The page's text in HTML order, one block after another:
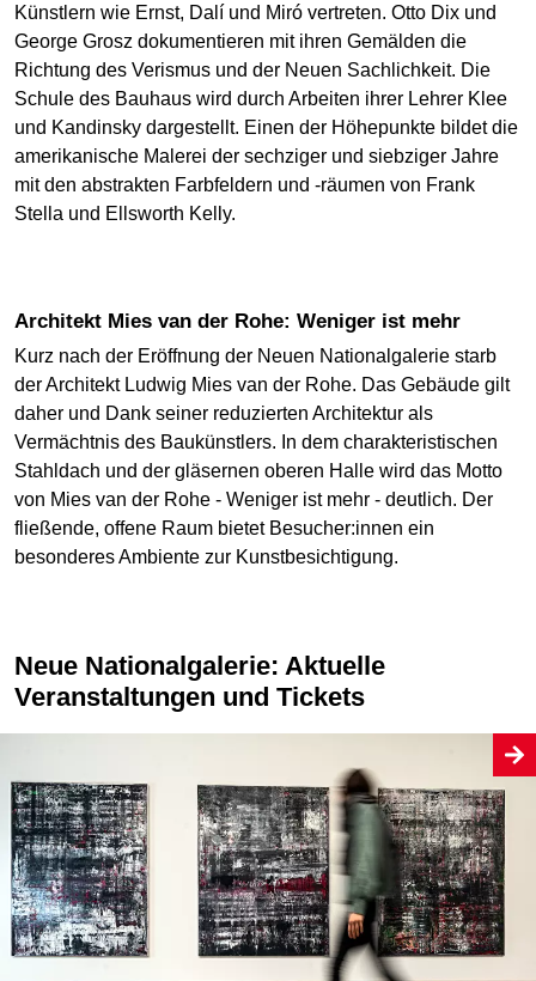
Künstlern wie Ernst, Dalí und Miró vertreten. Otto Dix und
George Grosz dokumentieren mit ihren Gemälden die
Richtung des Verismus und der Neuen Sachlichkeit. Die
Schule des Bauhaus wird durch Arbeiten ihrer Lehrer Klee
und Kandinsky dargestellt. Einen der Höhepunkte bildet die
amerikanische Malerei der sechziger und siebziger Jahre
mit den abstrakten Farbfeldern und -räumen von Frank
Stella und Ellsworth Kelly.
Architekt Mies van der Rohe: Weniger ist mehr
Kurz nach der Eröffnung der Neuen Nationalgalerie starb
der Architekt Ludwig Mies van der Rohe. Das Gebäude gilt
daher und Dank seiner reduzierten Architektur als
Vermächtnis des Baukünstlers. In dem charakteristischen
Stahldach und der gläsernen oberen Halle wird das Motto
von Mies van der Rohe - Weniger ist mehr - deutlich. Der
fließende, offene Raum bietet Besucher:innen ein
besonderes Ambiente zur Kunstbesichtigung.
Neue Nationalgalerie: Aktuelle
Veranstaltungen und Tickets